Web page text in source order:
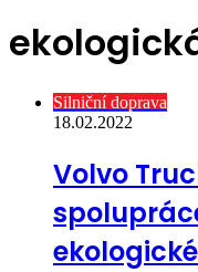
Silniční doprava
18.02.2022
Volvo